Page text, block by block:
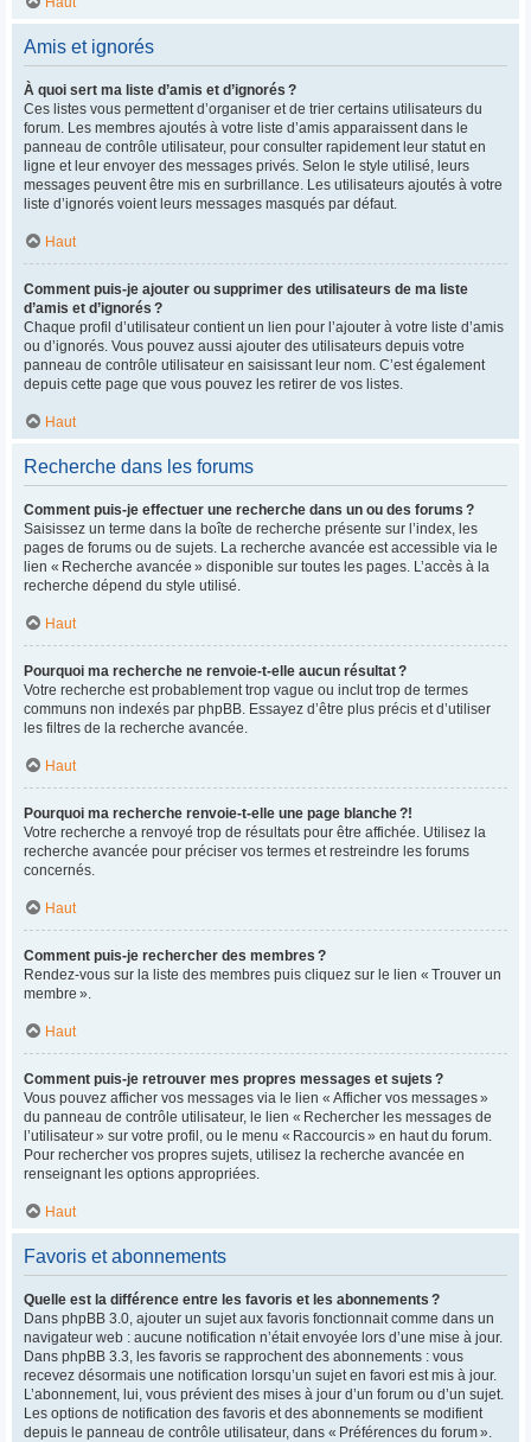
Amis et ignorés
À quoi sert ma liste d’amis et d’ignorés ?
Ces listes vous permettent d’organiser et de trier certains utilisateurs du
forum. Les membres ajoutés à votre liste d’amis apparaissent dans le
panneau de contrôle utilisateur, pour consulter rapidement leur statut en
ligne et leur envoyer des messages privés. Selon le style utilisé, leurs
messages peuvent être mis en surbrillance. Les utilisateurs ajoutés à votre
liste d’ignorés voient leurs messages masqués par défaut.
Haut
Comment puis-je ajouter ou supprimer des utilisateurs de ma liste
d’amis et d’ignorés ?
Chaque profil d’utilisateur contient un lien pour l’ajouter à votre liste d’amis
ou d’ignorés. Vous pouvez aussi ajouter des utilisateurs depuis votre
panneau de contrôle utilisateur en saisissant leur nom. C’est également
depuis cette page que vous pouvez les retirer de vos listes.
Haut
Recherche dans les forums
Comment puis-je effectuer une recherche dans un ou des forums ?
Saisissez un terme dans la boîte de recherche présente sur l’index, les
pages de forums ou de sujets. La recherche avancée est accessible via le
lien « Recherche avancée » disponible sur toutes les pages. L’accès à la
recherche dépend du style utilisé.
Haut
Pourquoi ma recherche ne renvoie-t-elle aucun résultat ?
Votre recherche est probablement trop vague ou inclut trop de termes
communs non indexés par phpBB. Essayez d’être plus précis et d’utiliser
les filtres de la recherche avancée.
Haut
Pourquoi ma recherche renvoie-t-elle une page blanche ?!
Votre recherche a renvoyé trop de résultats pour être affichée. Utilisez la
recherche avancée pour préciser vos termes et restreindre les forums
concernés.
Haut
Comment puis-je rechercher des membres ?
Rendez-vous sur la liste des membres puis cliquez sur le lien « Trouver un
membre ».
Haut
Comment puis-je retrouver mes propres messages et sujets ?
Vous pouvez afficher vos messages via le lien « Afficher vos messages »
du panneau de contrôle utilisateur, le lien « Rechercher les messages de
l’utilisateur » sur votre profil, ou le menu « Raccourcis » en haut du forum.
Pour rechercher vos propres sujets, utilisez la recherche avancée en
renseignant les options appropriées.
Haut
Favoris et abonnements
Quelle est la différence entre les favoris et les abonnements ?
Dans phpBB 3.0, ajouter un sujet aux favoris fonctionnait comme dans un
navigateur web : aucune notification n’était envoyée lors d’une mise à jour.
Dans phpBB 3.3, les favoris se rapprochent des abonnements : vous
recevez désormais une notification lorsqu’un sujet en favori est mis à jour.
L’abonnement, lui, vous prévient des mises à jour d’un forum ou d’un sujet.
Les options de notification des favoris et des abonnements se modifient
depuis le panneau de contrôle utilisateur, dans « Préférences du forum ».